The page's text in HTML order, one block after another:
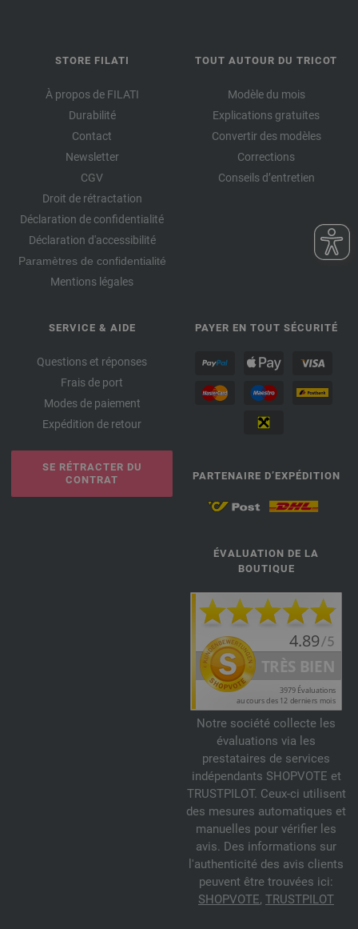
STORE FILATI
À propos de FILATI
Durabilité
Contact
Newsletter
CGV
Droit de rétractation
Déclaration de confidentialité
Déclaration d'accessibilité
Paramètres de confidentialité
Mentions légales
TOUT AUTOUR DU TRICOT
Modèle du mois
Explications gratuites
Convertir des modèles
Corrections
Conseils d’entretien
SERVICE & AIDE
Questions et réponses
Frais de port
Modes de paiement
Expédition de retour
SE RÉTRACTER DU
CONTRAT
PAYER EN TOUT SÉCURITÉ
PARTENAIRE D’EXPÉDITION
ÉVALUATION DE LA
BOUTIQUE
Notre société collecte les
évaluations via les
prestataires de services
indépendants SHOPVOTE et
TRUSTPILOT. Ceux-ci utilisent
des mesures automatiques et
manuelles pour vérifier les
avis. Des informations sur
l'authenticité des avis clients
peuvent être trouvées ici:
SHOPVOTE, TRUSTPILOT